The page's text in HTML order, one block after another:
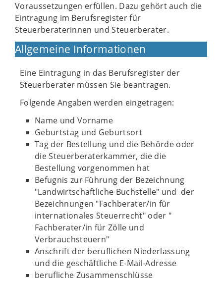
Voraussetzungen erfüllen. Dazu gehört auch die
Eintragung im Berufsregister für
Steuerberaterinnen und Steuerberater.
Allgemeine Informationen
Eine Eintragung in das Berufsregister der
Steuerberater müssen Sie beantragen.
Folgende Angaben werden eingetragen:
Name und Vorname
Geburtstag und Geburtsort
Tag der Bestellung und die Behörde oder
die Steuerberaterkammer, die die
Bestellung vorgenommen hat
Befugnis zur Führung der Bezeichnung
"Landwirtschaftliche Buchstelle" und der
Bezeichnungen "Fachberater/in für
internationales Steuerrecht" oder "
Fachberater/in für Zölle und
Verbrauchsteuern"
Anschrift der beruflichen Niederlassung
und die geschäftliche E-Mail-Adresse
berufliche Zusammenschlüsse